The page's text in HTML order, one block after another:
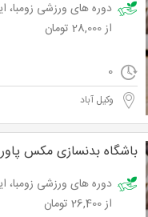
از 28,000 تومان
0
وکیل آباد
باشگاه بدنسازی مکس پاور
از 26,400 تومان